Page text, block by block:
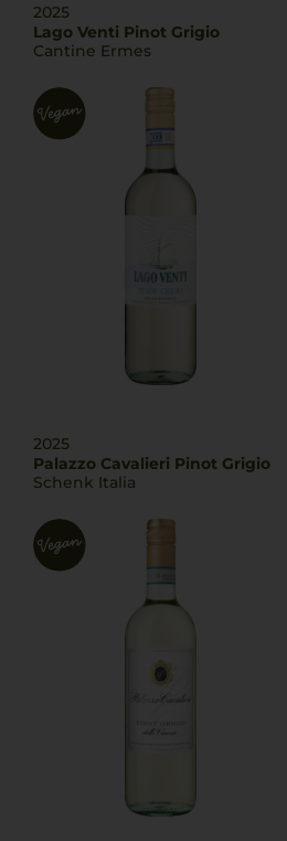
2025
Lago Venti Pinot Grigio
Cantine Ermes
2025
Palazzo Cavalieri Pinot Grigio
Schenk Italia